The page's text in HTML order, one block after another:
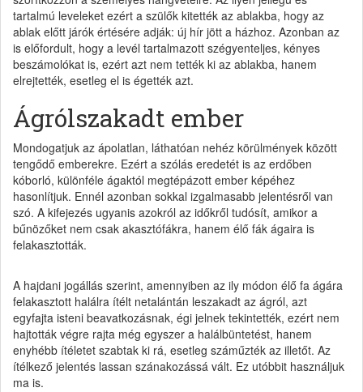
tartalmú leveleket ezért a szülők kitették az ablakba, hogy az
ablak előtt járók értésére adják: új hír jött a házhoz. Azonban az
is előfordult, hogy a levél tartalmazott szégyenteljes, kényes
beszámolókat is, ezért azt nem tették ki az ablakba, hanem
elrejtették, esetleg el is égették azt.
Ágrólszakadt ember
Mondogatjuk az ápolatlan, láthatóan nehéz körülmények között
tengődő emberekre. Ezért a szólás eredetét is az erdőben
kóborló, különféle ágaktól megtépázott ember képéhez
hasonlítjuk. Ennél azonban sokkal izgalmasabb jelentésről van
szó. A kifejezés ugyanis azokról az időkről tudósít, amikor a
bűnözőket nem csak akasztófákra, hanem élő fák ágaira is
felakasztották.
A hajdani jogállás szerint, amennyiben az ily módon élő fa ágára
felakasztott halálra ítélt netalántán leszakadt az ágról, azt
egyfajta isteni beavatkozásnak, égi jelnek tekintették, ezért nem
hajtották végre rajta még egyszer a halálbüntetést, hanem
enyhébb ítéletet szabtak ki rá, esetleg száműzték az illetőt. Az
ítélkező jelentés lassan szánakozássá vált. Ez utóbbit használjuk
ma is.